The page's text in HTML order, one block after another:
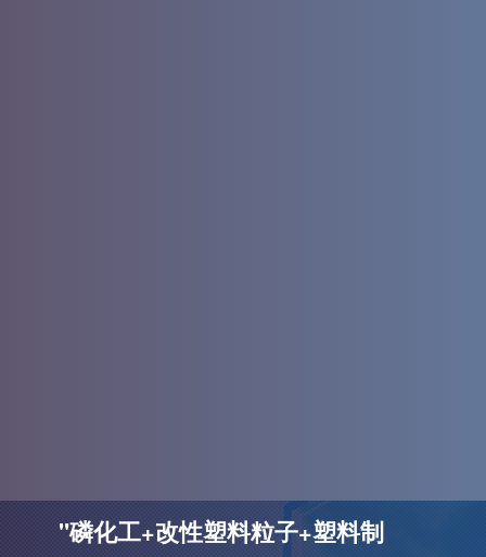
绿色新材料技术创新者
"磷化工+改性塑料粒子+塑料制